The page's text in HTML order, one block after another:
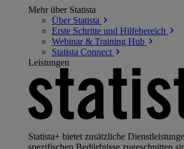
Mehr über Statista
Über Statista
Erste Schritte und Hilfebereich
Webinar & Training Hub
Statista Connect
Leistungen
Statista+ bietet zusätzliche
spezifischen Bedürfnisse zugeschnitten